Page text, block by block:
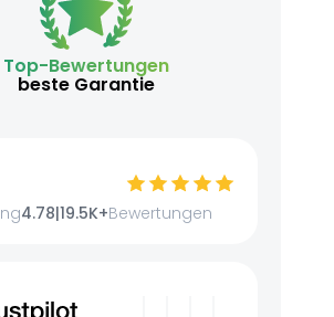
Top-Bewertungen
beste Garantie
4.78|19.5K+Bewertungen